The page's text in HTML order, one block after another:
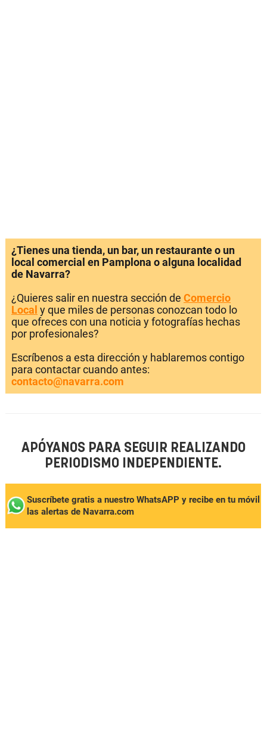
¿Tienes una tienda, un bar, un restaurante o un
local comercial en Pamplona o alguna localidad
de Navarra?
¿Quieres salir en nuestra sección de Comercio
Local y que miles de personas conozcan todo lo
que ofreces con una noticia y fotografías hechas
por profesionales?
Escríbenos a esta dirección y hablaremos contigo
para contactar cuando antes:
contacto@navarra.com
APÓYANOS PARA SEGUIR REALIZANDO
PERIODISMO INDEPENDIENTE.
Suscríbete gratis a nuestro WhatsAPP y recibe en tu móvil
las alertas de Navarra.com